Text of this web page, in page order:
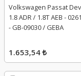
Volkswagen Passat
1.8 ADR / 1.8T AEB -
- GB-09030 / GEBA
1.653,54 ₺